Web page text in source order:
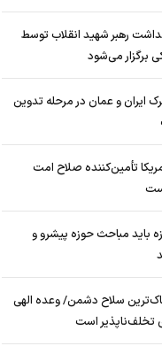
رهبر شهید انقلاب توسط
برگزار می‌شود
ایران و عمان در مرحله تدوین
تأمین‌کننده صلاح امت
باید مباحث حوزه پیشرو و
سلاح دشمن/ وعده الهی
تخلف‌ناپذیر است